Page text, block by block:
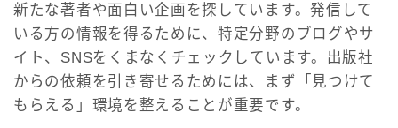
新たな著者や面白い企画を探しています。発信して
いる方の情報を得るために、特定分野のブログやサ
イト、SNSをくまなくチェックしています。出版社
からの依頼を引き寄せるためには、まず「見つけて
もらえる」環境を整えることが重要です。